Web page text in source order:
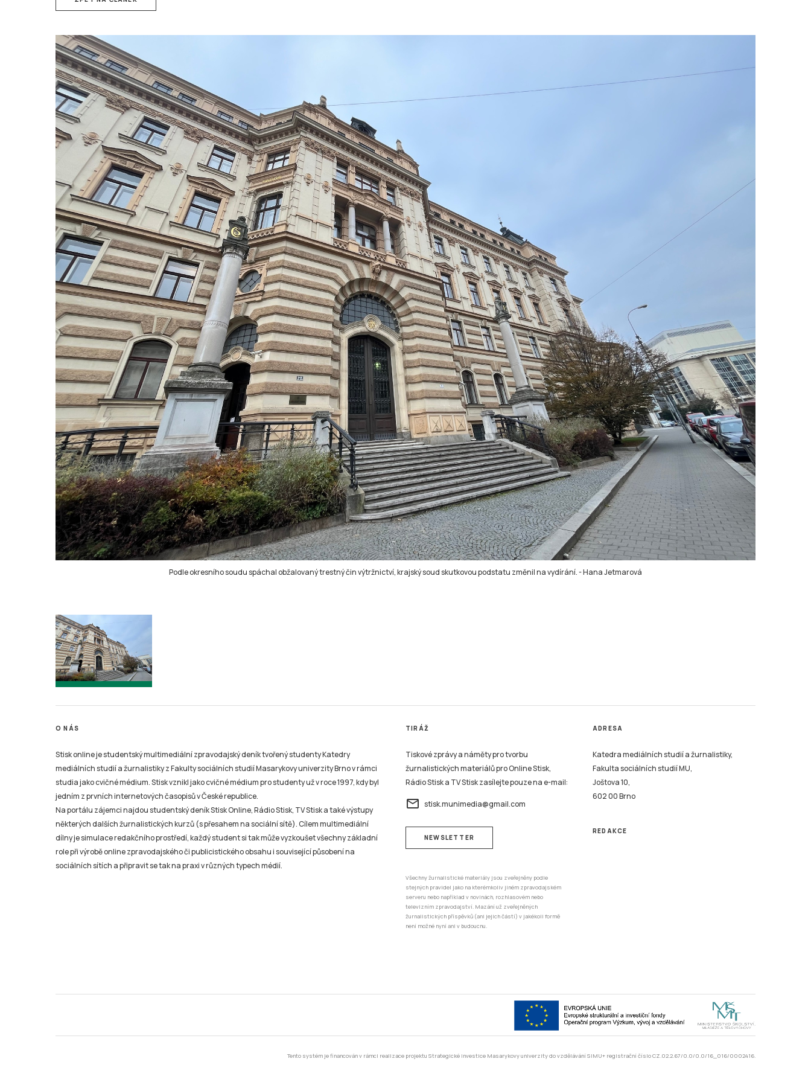
Podle okresního soudu spáchal obžalovaný trestný čin výtržnictví, krajský soud skutkovou podstatu změnil na vydírání.-Hana Jetmarová
O NÁS
Stisk online je studentský multimediální zpravodajský deník tvořený studenty Katedry
mediálních studií a žurnalistiky z Fakulty sociálních studií Masarykovy univerzity Brno v rámci
studia jako cvičné médium. Stisk vznikl jako cvičné médium pro studenty už v roce 1997, kdy byl
jedním z prvních internetových časopisů v České republice.
Na portálu zájemci najdou studentský deník Stisk Online, Rádio Stisk, TV Stisk a také výstupy
některých dalších žurnalistických kurzů (s přesahem na sociální sítě). Cílem multimediální
dílny je simulace redakčního prostředí, každý student si tak může vyzkoušet všechny základní
role při výrobě online zpravodajského či publicistického obsahu i související působení na
sociálních sítích a připravit se tak na praxi v různých typech médií.
TIRÁŽ
Tiskové zprávy a náměty pro tvorbu
žurnalistických materiálů pro Online Stisk,
Rádio Stisk a TV Stisk zasílejte pouze na e-mail:
email stisk.munimedia@gmail.com
NEWSLETTER
Všechny žurnalistické materiály jsou zveřejněny podle
stejných pravidel jako na kterémkoliv jiném zpravodajském
serveru nebo například v novinách, rozhlasovém nebo
televizním zpravodajství. Mazání už zveřejněných
žurnalistických příspěvků (ani jejich částí) v jakékoli formě
není možné nyní ani v budoucnu.
ADRESA
Katedra mediálních studií a žurnalistiky,
Fakulta sociálních studií MU,
Joštova 10,
602 00 Brno
REDAKCE
Tento systém je financován v rámci realizace projektu Strategické investice Masarykovy univerzity do vzdělávání SIMU+ registrační číslo CZ.02.2.67/0.0/0.0/16_016/0002416.